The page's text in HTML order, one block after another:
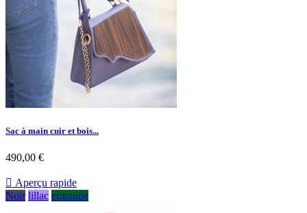
Sac à main cuir et bois...
490,00 €
 Aperçu rapide
Noir lillac emraude